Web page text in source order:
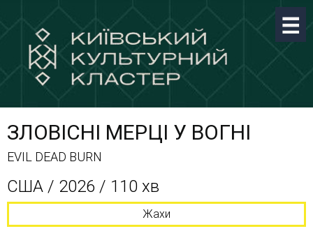
ЗЛОВІСНІ МЕРЦІ У ВОГНІ
EVIL DEAD BURN
США / 2026 / 110 хв
Жахи